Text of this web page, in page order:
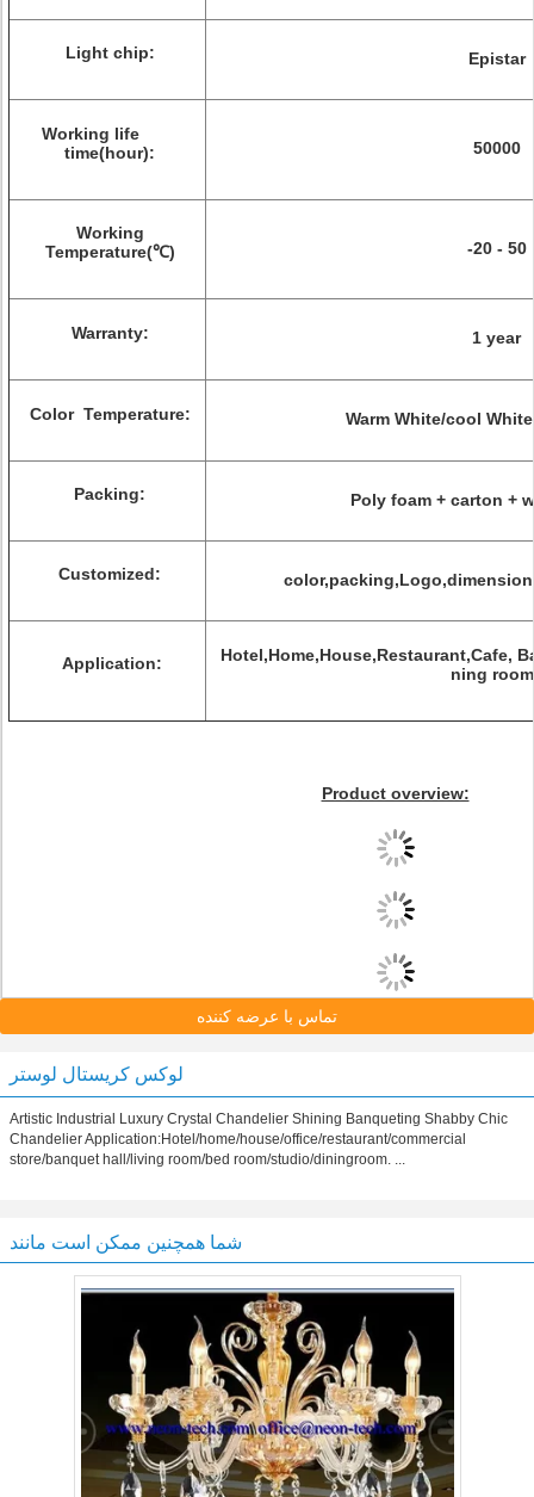
Light chip: Epistar
Working life
time(hour):
50000
Working
Temperature(℃)
-20 - 50
Warranty: 1 year
Color Temperature: Warm White/cool
Packing: Poly foam + carton +
Customized:
Application:
Hotel,Home,House,Restaurant,Cafe,
ning
Product overview:
تماس با عرضه کننده
لوکس کریستال لوستر
Artistic Industrial Luxury Crystal Chandelier Shining Banqueting Shabby Chic
Chandelier Application:Hotel/home/house/office/restaurant/commercial
store/banquet hall/living room/bed room/studio/diningroom. ...
شما همچنین ممکن است مانند